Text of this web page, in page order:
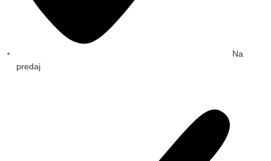
Na
predaj